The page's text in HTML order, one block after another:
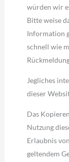
würden wir
Bitte weise
Information
schnell wie
Jegliches
dieser
Das
Nutzung
Erlaubnis
geltendem